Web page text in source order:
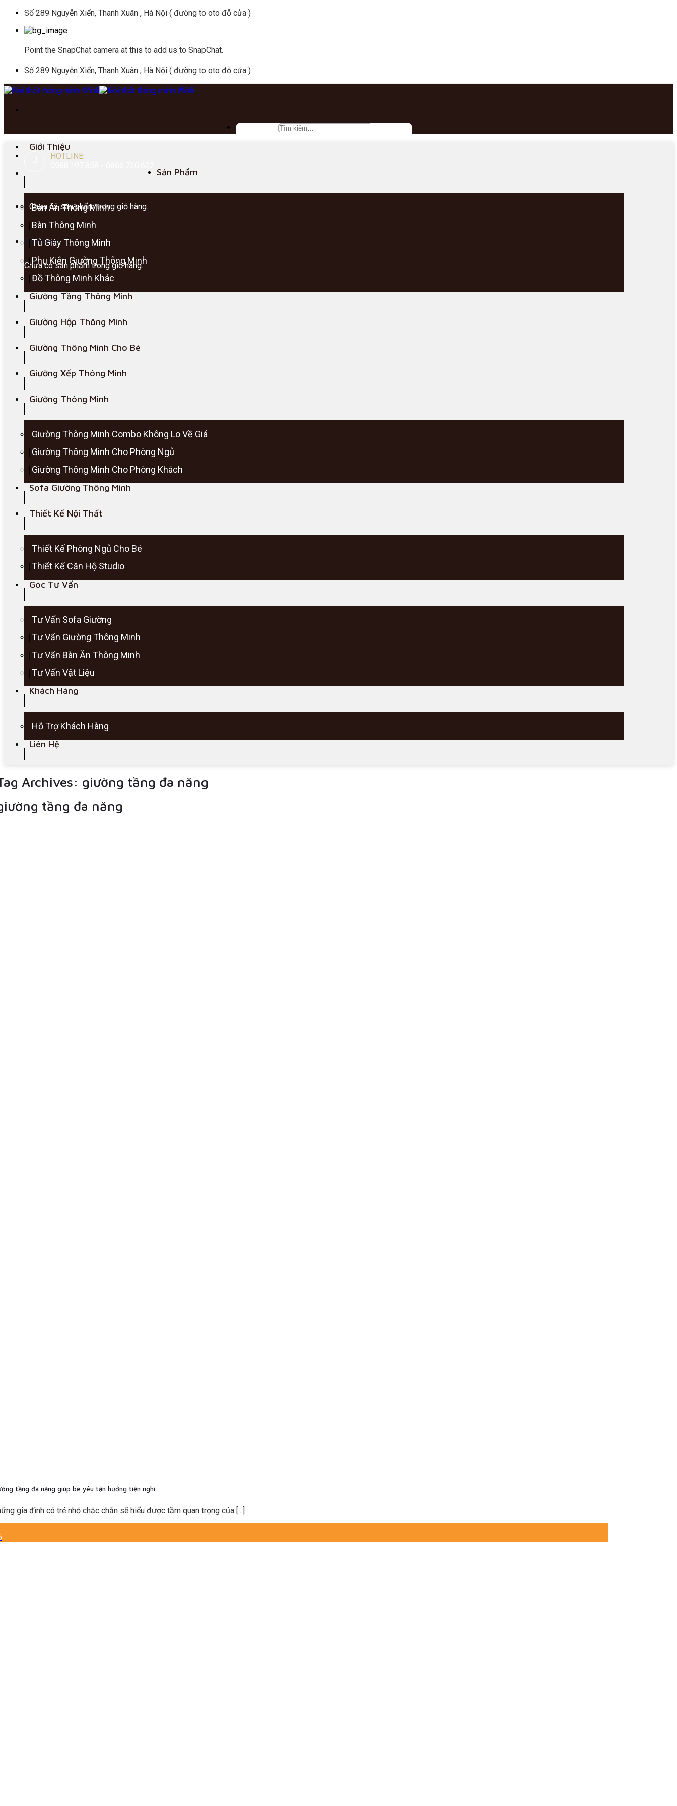
Skip
content
Số 289 Nguyễn Xiển, Thanh Xuân , Hà Nội ( đường to oto đỗ cửa )
Point the SnapChat camera at this to add us to SnapChat.
Số 289 Nguyễn Xiển, Thanh Xuân , Hà Nội ( đường to oto đỗ cửa )
HOTLINE:
Chưa có sản phẩm trong giỏ hàng.
Giỏ hàng
Chưa có sản phẩm trong giỏ hàng.
Giới Thiệu
Sản Phẩm
Bàn Ăn Thông Minh
Bàn Thông Minh
Tủ Giày Thông Minh
Phụ Kiện Giường Thông Minh
Đồ Thông Minh Khác
Giường Tầng Thông Minh
Giường Hộp Thông Minh
Giường Thông Minh Cho Bé
Giường Xếp Thông Minh
Giường Thông Minh
Giường Thông Minh Combo Không Lo Về Giá
Giường Thông Minh Cho Phòng Ngủ
Giường Thông Minh Cho Phòng Khách
Sofa Giường Thông Minh
Thiết Kế Nội Thất
Thiết Kế Phòng Ngủ Cho Bé
Thiết Kế Căn Hộ Studio
Góc Tư Vấn
Tư Vấn Sofa Giường
Tư Vấn Giường Thông Minh
Tư Vấn Bàn Ăn Thông Minh
Tư Vấn Vật Liệu
Khách Hàng
Hỗ Trợ Khách Hàng
Liên Hệ
Archives: giường tầng đa năng
tầng đa năng
tầng đa năng giúp bé yêu tận hưởng tiện nghi
gia đình có trẻ nhỏ chắc chắn sẽ hiểu được tầm quan trọng của [...]